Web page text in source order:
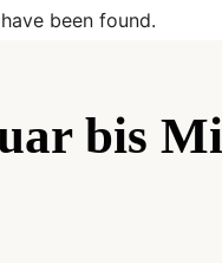
been found.
bis